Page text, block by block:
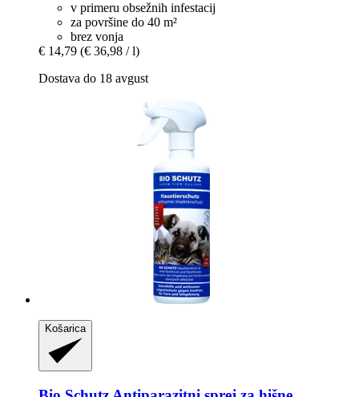
v primeru obsežnih infestacij
za površine do 40 m²
brez vonja
€ 14,79 (€ 36,98 / l)
Dostava do 18 avgust
Košarica